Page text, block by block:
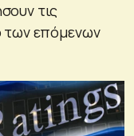
τις
των επόμενων